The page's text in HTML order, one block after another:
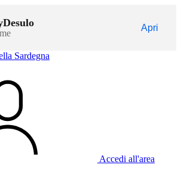
Apri
Sardegna
Accedi all'area